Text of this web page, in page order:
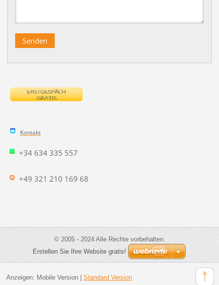
Kontakt
+34 634 335 557
+49 321 210 169 68
© 2005 - 2024 Alle Rechte vorbehalten.
Erstellen Sie Ihre Website gratis!
Anzeigen: Mobile Version| Standard Version